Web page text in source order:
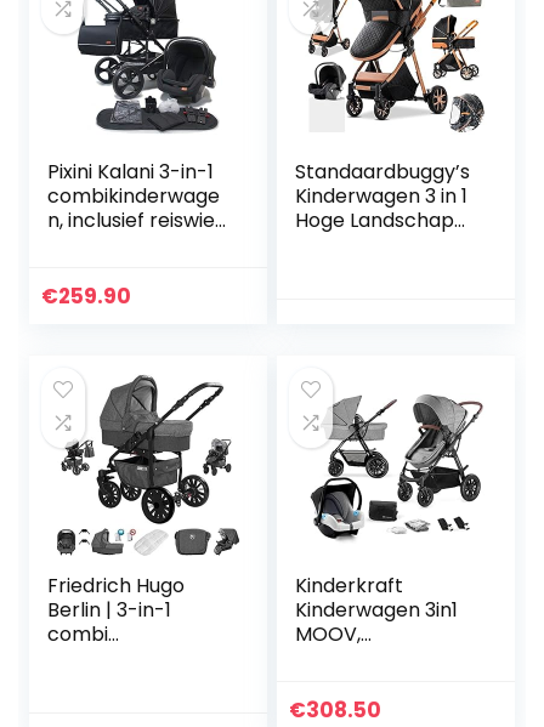
Pixini Kalani 3-in-1
combikinderwage
n, inclusief reiswieg
bekerhouder,
€259.90
Standaardbuggy’s
Kinderwagen 3 in 1
Hoge Landschap
Pasgeboren
Kinderwagen
(Zwart Goud)
Friedrich Hugo
Berlin | 3-in-1
combi
Kinderkraft
Kinderwagen 3in1
MOOV,
Reissysteem, met
€308.50